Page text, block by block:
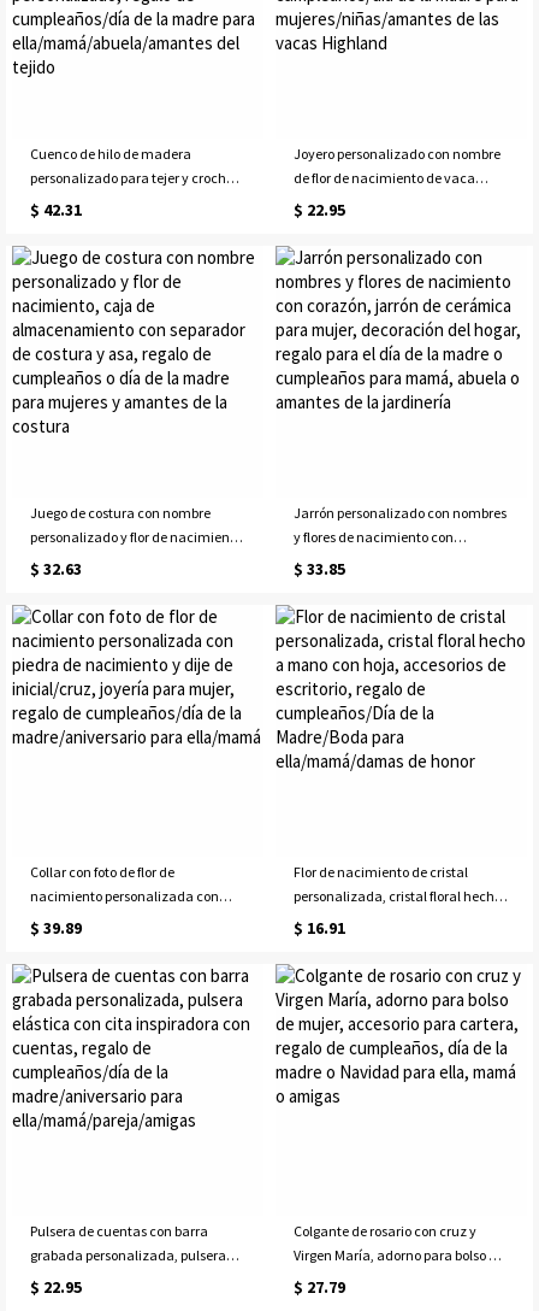
Cuenco de hilo de madera
personalizado para tejer y crochet,
cuenco de almacenamiento de
de cumpleaños/día de la madre
para ella/mamá/abuela/amantes
del tejido
$ 42.31
Joyero personalizado con nombre
de flor de nacimiento de vaca
Highland, estuche de joyería de
cumpleaños/día de la madre para
mujeres/niñas/amantes de las
vacas Highland
$ 22.95
Juego de costura con nombre
personalizado y flor de nacimiento,
caja de almacenamiento con
de cumpleaños o día de la madre
para mujeres y amantes de la
costura
$ 32.63
Jarrón personalizado con nombres
y flores de nacimiento con
corazón, jarrón de cerámica para
para el día de la madre o
cumpleaños para mamá, abuela o
amantes de la jardinería
$ 33.85
Collar con foto de flor de
nacimiento personalizada con
piedra de nacimiento y dije de
regalo de cumpleaños/día de la
madre/aniversario para
ella/mamá
$ 39.89
Flor de nacimiento de cristal
personalizada, cristal floral hecho
a mano con hoja, accesorios de
cumpleaños/Día de la Madre/Boda
para ella/mamá/damas de honor
$ 16.91
Pulsera de cuentas con barra
grabada personalizada, pulsera
elástica con cita inspiradora con
$ 22.95
Colgante de rosario con cruz y
Virgen María, adorno para bolso de
mujer, accesorio para cartera,
$ 27.79